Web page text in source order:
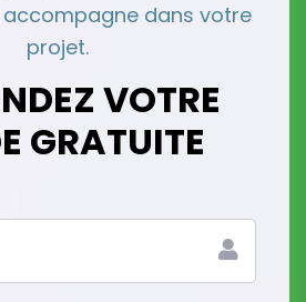
accompagne dans votre
projet.
NDEZ VOTRE
E GRATUITE